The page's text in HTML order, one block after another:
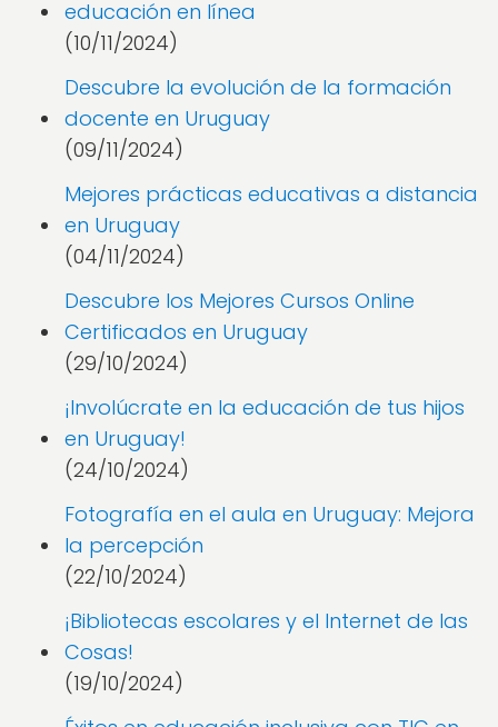
educación en línea
(10/11/2024)
Descubre la evolución de la formación
docente en Uruguay
(09/11/2024)
Mejores prácticas educativas a distancia
en Uruguay
(04/11/2024)
Descubre los Mejores Cursos Online
Certificados en Uruguay
(29/10/2024)
¡Involúcrate en la educación de tus hijos
en Uruguay!
(24/10/2024)
Fotografía en el aula en Uruguay: Mejora
la percepción
(22/10/2024)
¡Bibliotecas escolares y el Internet de las
Cosas!
(19/10/2024)